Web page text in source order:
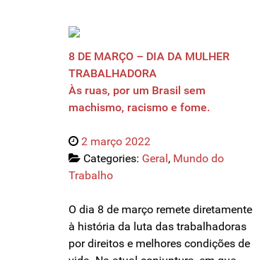
8 DE MARÇO – DIA DA MULHER
TRABALHADORA
Às ruas, por um Brasil sem
machismo, racismo e fome.
2 março 2022
Categories: Geral , Mundo do
Trabalho
O dia 8 de março remete diretamente
à história da luta das trabalhadoras
por direitos e melhores condições de